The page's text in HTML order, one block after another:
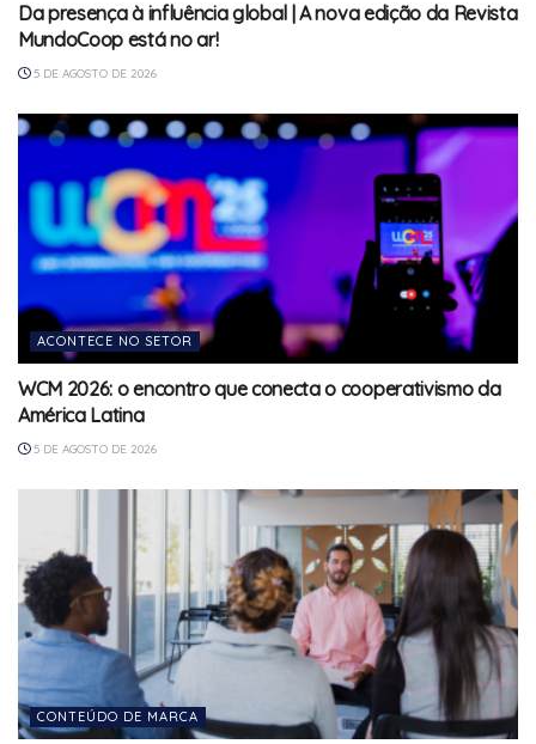
Da presença à influência global | A nova edição da Revista
MundoCoop está no ar!
5 DE AGOSTO DE 2026
ACONTECE NO SETOR
WCM 2026: o encontro que conecta o cooperativismo da
América Latina
5 DE AGOSTO DE 2026
CONTEÚDO DE MARCA